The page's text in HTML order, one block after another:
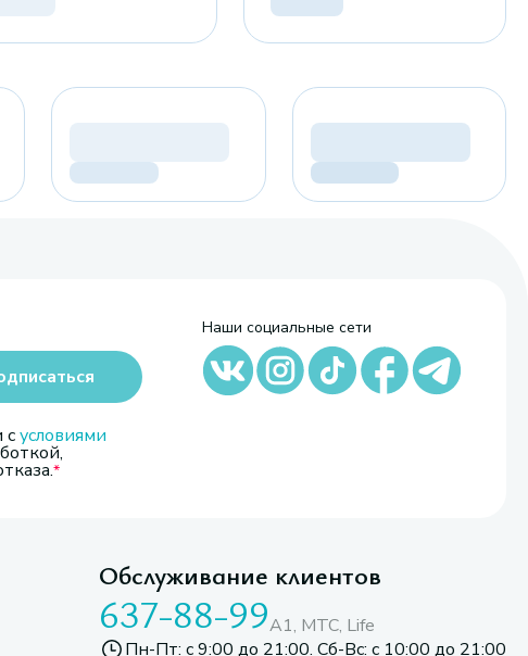
сусловиями
Наши социальные сети
Обслуживание клиентов
637-88-99A1, МТС, Life
Пн-Пт: с 9:00 до 21:00. Сб-Вс: с 10:00 до 21:00